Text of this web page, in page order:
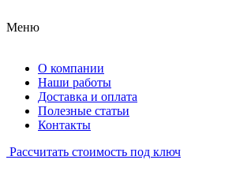
Меню
О компании
Наши работы
Доставка и оплата
Полезные статьи
Контакты
Рассчитать стоимость под ключ